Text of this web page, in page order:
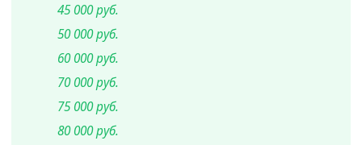
45 000 руб.
50 000 руб.
60 000 руб.
70 000 руб.
75 000 руб.
80 000 руб.